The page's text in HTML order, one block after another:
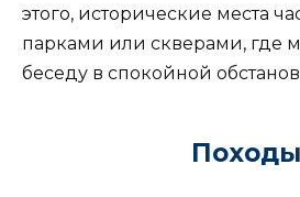
этого, исторические места
парками или скверами, где
беседу в спокойной
Походы